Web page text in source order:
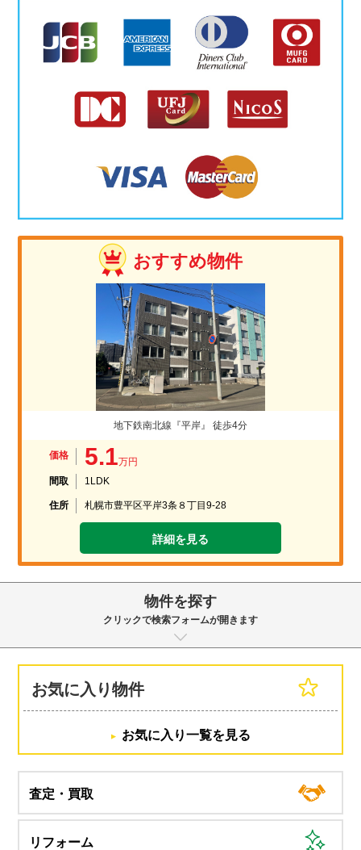
おすすめ物件
地下鉄南北線『平岸』 徒歩4分
価格 5.1万円
間取
1LDK
住所 札幌市豊平区平岸3条８丁目9-28
詳細を見る
物件を探す
クリックで検索フォームが開きます
お気に入り物件
お気に入り一覧を見る
査定・買取
リフォーム